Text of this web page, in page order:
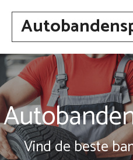
Spring
inhoud
Vind de beste